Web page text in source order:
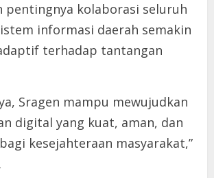
pentingnya kolaborasi seluruh
informasi daerah semakin
terhadap tantangan
Sragen mampu mewujudkan
digital yang kuat, aman, dan
kesejahteraan masyarakat,”